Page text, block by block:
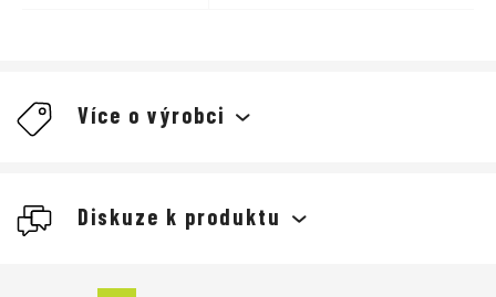
Diskuze k produktu
Více o výrobci